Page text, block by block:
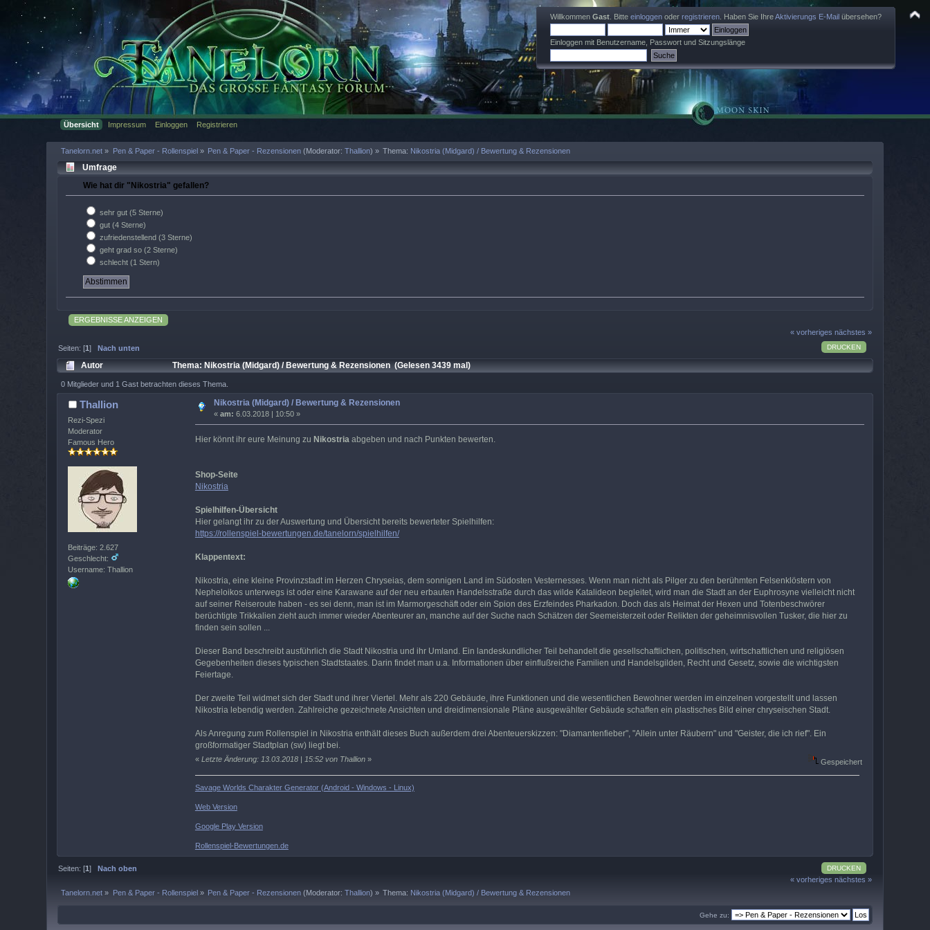
Willkommen Gast . Bitte einloggen oder registrieren . Haben Sie IhreAktivierungs E-Mail übersehen?
Einloggen mit Benutzername, Passwort und Sitzungslänge
Übersicht Impressum Einloggen Registrieren
Tanelorn.net » Pen & Paper - Rollenspiel» Pen & Paper - Rezensionen (Moderator:Thallion) » Thema: Nikostria (Midgard) / Bewertung & Rezensionen
Umfrage
Wie hat dir "Nikostria" gefallen?
sehr gut (5 Sterne)
gut (4 Sterne)
zufriedenstellend (3 Sterne)
geht grad so (2 Sterne)
schlecht (1 Stern)
ERGEBNISSE ANZEIGEN
« vorheriges nächstes »
DRUCKEN
Seiten: [1]Nach unten
Autor Thema: Nikostria (Midgard) / Bewertung & Rezensionen (Gelesen 3439 mal)
0 Mitglieder und 1 Gast betrachten dieses Thema.
Thallion
Rezi-Spezi
Moderator
Famous Hero
Beiträge: 2.627
Geschlecht:
Username: Thallion
Nikostria (Midgard) / Bewertung & Rezensionen
«am: 6.03.2018 | 10:50 »
Hier könnt ihr eure Meinung zu Nikostriaabgeben und nach Punkten bewerten.
Shop-Seite
Nikostria
Spielhilfen-Übersicht
Hier gelangt ihr zu der Auswertung und Übersicht bereits bewerteter Spielhilfen:
https://rollenspiel-bewertungen.de/tanelorn/spielhilfen/
Klappentext:
Nikostria, eine kleine Provinzstadt im Herzen Chryseias, dem sonnigen Land im Südosten Vesternesses. Wenn man nicht als Pilger zu den berühmten Felsenklöstern von
Nepheloikos unterwegs ist oder eine Karawane auf der neu erbauten Handelsstraße durch das wilde Katalideon begleitet, wird man die Stadt an der Euphrosyne vielleicht nicht
auf seiner Reiseroute haben - es sei denn, man ist im Marmorgeschäft oder ein Spion des Erzfeindes Pharkadon. Doch das als Heimat der Hexen und Totenbeschwörer
berüchtigte Trikkalien zieht auch immer wieder Abenteurer an, manche auf der Suche nach Schätzen der Seemeisterzeit oder Relikten der geheimnisvollen Tusker, die hier zu
finden sein sollen ...
Dieser Band beschreibt ausführlich die Stadt Nikostria und ihr Umland. Ein landeskundlicher Teil behandelt die gesellschaftlichen, politischen, wirtschaftlichen und religiösen
Gegebenheiten dieses typischen Stadtstaates. Darin findet man u.a. Informationen über einflußreiche Familien und Handelsgilden, Recht und Gesetz, sowie die wichtigsten
Feiertage.
Der zweite Teil widmet sich der Stadt und ihrer Viertel. Mehr als 220 Gebäude, ihre Funktionen und die wesentlichen Bewohner werden im einzelnen vorgestellt und lassen
Nikostria lebendig werden. Zahlreiche gezeichnete Ansichten und dreidimensionale Pläne ausgewählter Gebäude schaffen ein plastisches Bild einer chryseischen Stadt.
Als Anregung zum Rollenspiel in Nikostria enthält dieses Buch außerdem drei Abenteuerskizzen: "Diamantenfieber", "Allein unter Räubern" und "Geister, die ich rief". Ein
großformatiger Stadtplan (sw) liegt bei.
« Letzte Änderung: 13.03.2018 | 15:52 von Thallion» Gespeichert
Savage Worlds Charakter Generator (Android - Windows - Linux)
Web Version
Google Play Version
Rollenspiel-Bewertungen.de
DRUCKEN
Seiten: [1]
Nach oben
« vorheriges nächstes »
Tanelorn.net » Pen & Paper - Rollenspiel» Pen & Paper - Rezensionen (Moderator:Thallion) » Thema: Nikostria (Midgard) / Bewertung & Rezensionen
Gehe zu: